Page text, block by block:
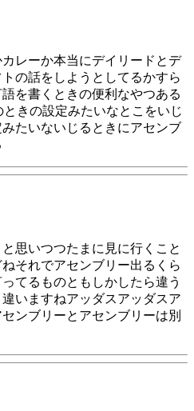
レーか本当にデイリードとデ
の話をしようとしてるかすら
を書くときの便利なやつある
きの設定みたいなとこをいじ
たいないじるときにアセンブ
思いつつたまに見に行くこと
それでアセンブリー出るくら
てるものともしかしたら違う
いますねアッダスアッダスア
ンブリーとアセンブリーは別